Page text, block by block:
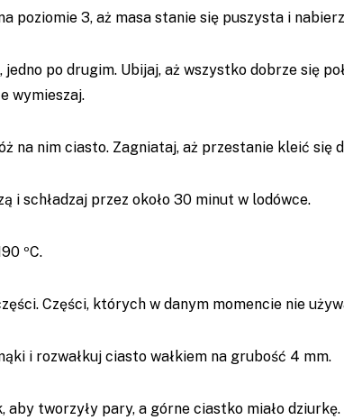
poziomie 3, aż masa stanie się puszysta i
jedno po drugim. Ubijaj, aż wszystko dobrze się
wymieszaj.
na nim ciasto. Zagniataj, aż przestanie kleić się
i schładzaj przez około 30 minut w lodówce.
ºC.
Części, których w danym momencie nie
i rozwałkuj ciasto wałkiem na grubość 4 mm.
aby tworzyły pary, a górne ciastko miało dziurkę.